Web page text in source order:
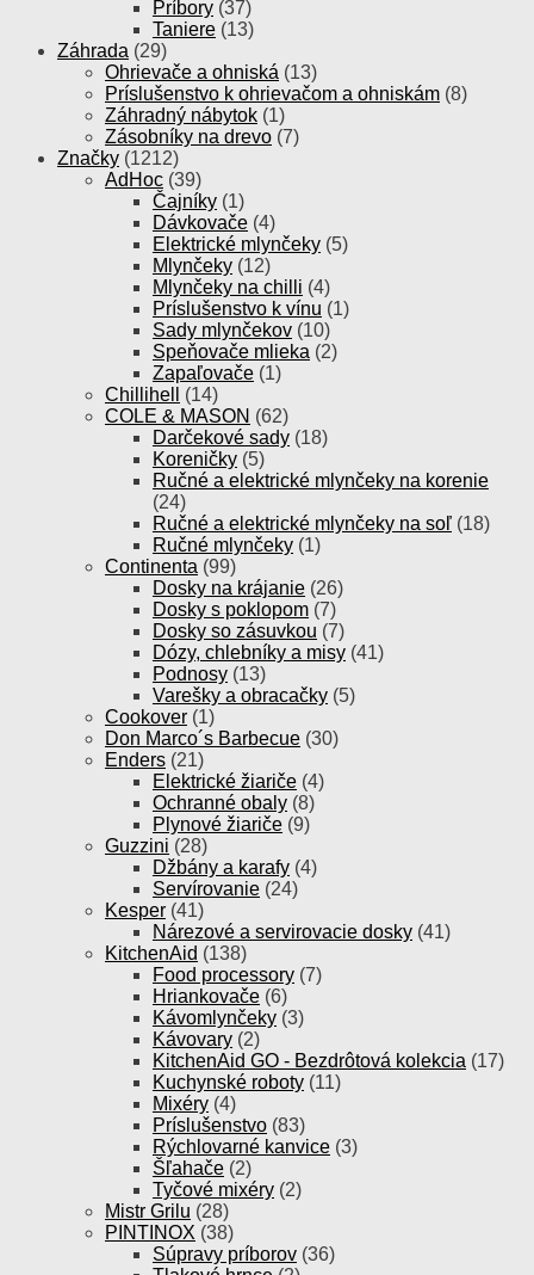
Príbory (37)
Taniere (13)
Záhrada (29)
Ohrievače a ohniská (13)
Príslušenstvo k ohrievačom a ohniskám (8)
Záhradný nábytok (1)
Zásobníky na drevo (7)
Značky (1212)
AdHoc (39)
Čajníky (1)
Dávkovače (4)
Elektrické mlynčeky (5)
Mlynčeky (12)
Mlynčeky na chilli (4)
Príslušenstvo k vínu (1)
Sady mlynčekov (10)
Speňovače mlieka (2)
Zapaľovače (1)
Chillihell
(14)
COLE & MASON (62)
Darčekové sady (18)
Koreničky (5)
Ručné a elektrické mlynčeky na korenie
(24)
Ručné a elektrické mlynčeky na soľ (18)
Ručné mlynčeky (1)
Continenta (99)
Dosky na krájanie (26)
Dosky s poklopom (7)
Dosky so zásuvkou (7)
Dózy, chlebníky a misy (41)
Podnosy (13)
Varešky a obracačky (5)
Cookover (1)
Don Marco´s Barbecue (30)
Enders (21)
Elektrické žiariče (4)
Ochranné obaly (8)
Plynové žiariče (9)
Guzzini (28)
Džbány a karafy (4)
Servírovanie (24)
Kesper (41)
Nárezové a servirovacie dosky (41)
KitchenAid (138)
Food processory (7)
Hriankovače (6)
Kávomlynčeky (3)
Kávovary (2)
KitchenAid GO - Bezdrôtová kolekcia (17)
Kuchynské roboty (11)
Mixéry (4)
Príslušenstvo (83)
Rýchlovarné kanvice (3)
Šľahače (2)
Tyčové mixéry (2)
Mistr Grilu (28)
PINTINOX (38)
Súpravy príborov (36)